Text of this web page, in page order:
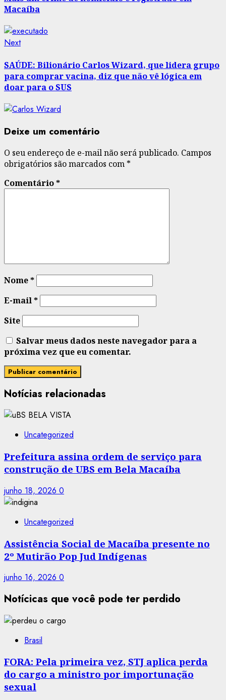
Macaíba
NextNext
SAÚDE: Bilionário Carlos Wizard, que lidera grupo
para comprar vacina, diz que não vê lógica em
doar para o SUS
Deixe um comentário
O seu endereço de e-mail não será publicado. Campos
obrigatórios são marcados com *
Comentário*
Nome*
E-mail*
Site
Salvar meus dados neste navegador para a
próxima vez que eu comentar.
Notícias relacionadas
Uncategorized
Prefeitura assina ordem de serviço para
construção de UBS em Bela Macaíba
junho 18, 2026 0
Uncategorized
Assistência Social de Macaíba presente no
2º Mutirão Pop Jud Indígenas
junho 16, 2026 0
Notícicas que você pode ter perdido
Brasil
FORA: Pela primeira vez, STJ aplica perda
do cargo a ministro por importunação
sexual